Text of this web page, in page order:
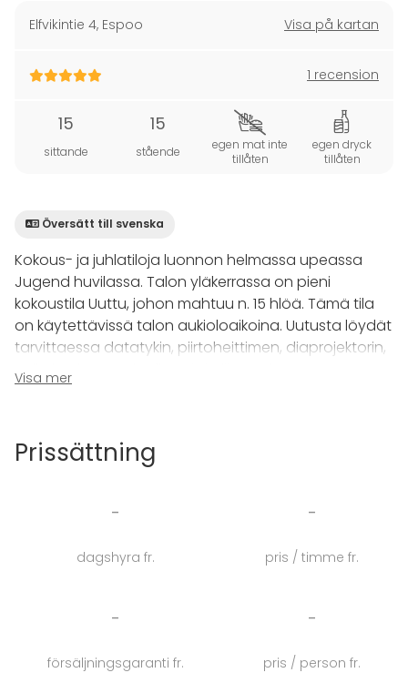
Elfvikintie 4, Espoo Visa på kartan
1 recension
15
sittande
15
stående
egen mat inte
tillåten
egen dryck
tillåten
Översätt till svenska
Kokous- ja juhlatiloja luonnon helmassa upeassa
Jugend huvilassa. Talon yläkerrassa on pieni
kokoustila Uuttu, johon mahtuu n. 15 hlöä. Tämä tila
on käytettävissä talon aukioloaikoina. Uutusta löydät
tarvittaessa datatykin, piirtoheittimen, diaprojektorin,
valkokankaan sekä fläppi- ja liitutaulut.
tilat, joista pääsalin puolelle mahtuu n. 50 hlöä silloin
Villa Elfvik sijaitsee Espoon Ruukinrannassa, hyvien
kulkuyhteyksien päässä. Parkkitilaa löytyy runsaasti ja
Visa mer
Prissättning
-
dagshyra fr.
-
pris / timme fr.
-
försäljningsgaranti fr.
-
pris / person fr.